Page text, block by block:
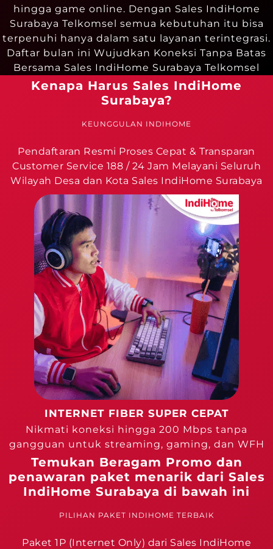
hingga game online. Dengan Sales IndiHome
Surabaya Telkomsel semua kebutuhan itu bisa
terpenuhi hanya dalam satu layanan terintegrasi.
Daftar bulan ini Wujudkan Koneksi Tanpa Batas
Bersama Sales IndiHome Surabaya Telkomsel
Kenapa Harus Sales IndiHome
Surabaya?
KEUNGGULAN INDIHOME
Pendaftaran Resmi Proses Cepat & Transparan
Customer Service 188 / 24 Jam Melayani Seluruh
Wilayah Desa dan Kota Sales IndiHome Surabaya
INTERNET FIBER SUPER CEPAT
Nikmati koneksi hingga 200 Mbps tanpa
gangguan untuk streaming, gaming, dan WFH
Temukan Beragam Promo dan
penawaran paket menarik dari Sales
IndiHome Surabaya di bawah ini
PILIHAN PAKET INDIHOME TERBAIK
Paket 1P (Internet Only) dari Sales IndiHome